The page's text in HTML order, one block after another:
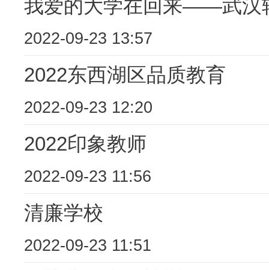
我爱的大学在回来——武汉
2022-09-23 13:57
2022东西湖区品质教育
2022-09-23 12:20
2022印象教师
2022-09-23 11:56
清廉学校
2022-09-23 11:51